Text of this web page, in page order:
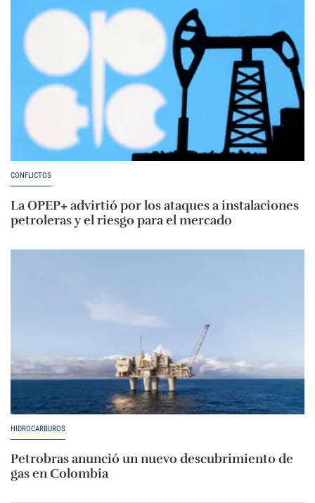
CONFLICTOS
La OPEP+ advirtió por los ataques a instalaciones
petroleras y el riesgo para el mercado
HIDROCARBUROS
Petrobras anunció un nuevo descubrimiento de
gas en Colombia